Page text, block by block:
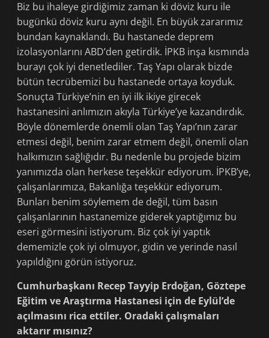
Biz bu ihaleye girdiğimiz zaman ki döviz kuru ile
bugünkü döviz kuru aynı değil. En büyük zararımız
bundan kaynaklandı. Bu hastanede deprem
izolasyonlarını ABD’den getirdik. İPKB inşa kısmında
burayı çok iyi denetlediler. Taş Yapı olarak bizde
bütün tecrübemizi bu hastanede ortaya koyduk.
Sonuçta Türkiye’nin en iyi ilk ikiye girecek
hastanesini anlımızın akıyla Türkiye’ye kazandırdık.
Böyle dönemlerde önemli olan Taş Yapı’nın zarar
etmesi değil, benim zarar etmem değil, önemli olan
halkımızın sağlığıdır. Bu nedenle bu projede bizim
yanımızda olan herkese teşekkür ediyorum. İPKB’ye,
çalışanlarımıza, Bakanlığa teşekkür ediyorum.
Bunları benim söylemem de değil, tüm basın
çalışanlarının hastanemize giderek yaptığımız bu
eseri görmesini istiyorum. Biz çok iyi yaptık
dememizle çok iyi olmuyor, gidin ve yerinde nasıl
yapıldığını görün istiyoruz.
Cumhurbaşkanı Recep Tayyip Erdoğan, Göztepe
Eğitim ve Araştırma Hastanesi için de Eylül’de
açılmasını rica ettiler. Oradaki çalışmaları
aktarır mısınız?